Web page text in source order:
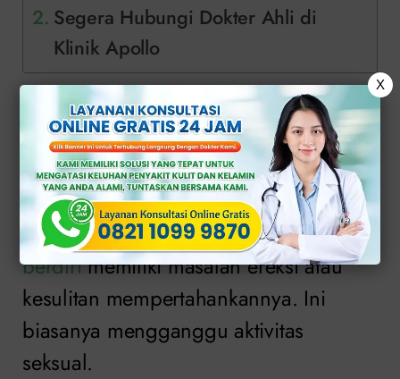
Segera Hubungi Dokter Ahli di
Klinik Apollo
Apa Saja
Gejalanya?
Seorang pria denganpenis susah
berdirimemiliki masalah ereksi atau
kesulitan mempertahankannya. Ini
biasanya mengganggu aktivitas
seksual.
X